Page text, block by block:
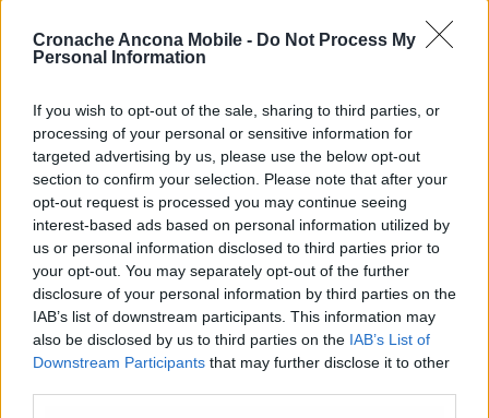
Cronache Ancona Mobile - Do Not Process My
Personal Information
If you wish to opt-out of the sale, sharing to third parties, or
processing of your personal or sensitive information for
targeted advertising by us, please use the below opt-out
section to confirm your selection. Please note that after your
opt-out request is processed you may continue seeing
interest-based ads based on personal information utilized by
us or personal information disclosed to third parties prior to
your opt-out. You may separately opt-out of the further
disclosure of your personal information by third parties on the
IAB’s list of downstream participants. This information may
also be disclosed by us to third parties on the IAB’s List of
Downstream Participants that may further disclose it to other
il sindaco di Fabriano, Gabriele Santarelli . In
un video postato sui social media nel tardo
Fabriano racconta di essersi comunque
presentato al vertice e di essersi seduto tra il
pubblico. Dopo aver ascoltato i vari
interventi ha deciso di intervenire “perché –
commenta- troppo superficialmente ho
sentito parlare della possibilità di presentare
lo stralcio del contratto e quindi di
interrompere i lavori. Capisco le esigenze
delle aziende perché i crediti vantati
ammontano a circa 40 milioni di euro, ma mi
stupisco ma come da parte delle Regione